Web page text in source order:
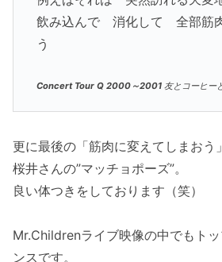
飲み込んで 消化して 全部筋
う
Concert Tour Q 2000～2001友とコーヒー
更に最後の「筋肉に変えてしまおう
桜井さんの”マッチョポーズ”。
良い体つきをしております（笑）
Mr.Childrenライブ映像の中でもト
ンスです。